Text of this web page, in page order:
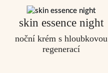
skin essence night
noční krém s hloubkovou
regenerací